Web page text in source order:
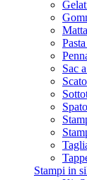
Sac
Stampi in